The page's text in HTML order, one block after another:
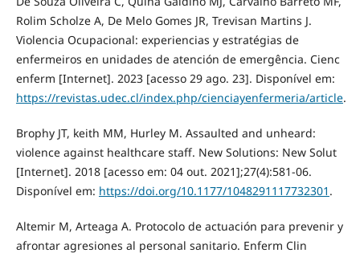
Rolim Scholze A, De Melo Gomes JR, Trevisan Martins J.
Violencia Ocupacional: experiencias y estratégias de
enfermeiros en unidades de atención de emergência. Cienc
enferm [Internet]. 2023 [acesso 29 ago. 23]. Disponível em:
https://revistas.udec.cl/index.php/cienciayenfermeria/article.
Brophy JT, keith MM, Hurley M. Assaulted and unheard:
violence against healthcare staff. New Solutions: New Solut
[Internet]. 2018 [acesso em: 04 out. 2021];27(4):581-06.
Disponível em: https://doi.org/10.1177/1048291117732301 .
Altemir M, Arteaga A. Protocolo de actuación para prevenir y
afrontar agresiones al personal sanitario. Enferm Clin